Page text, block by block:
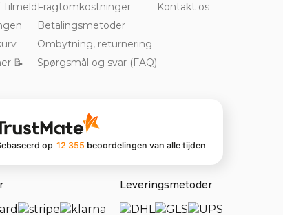
📝
Fragtomkostninger
Betalingsmetoder
Ombytning, returnering
Spørgsmål og svar (FAQ)
Kontakt os
op 12 355 beoordelingenvan alle tijden
Leveringsmetoder